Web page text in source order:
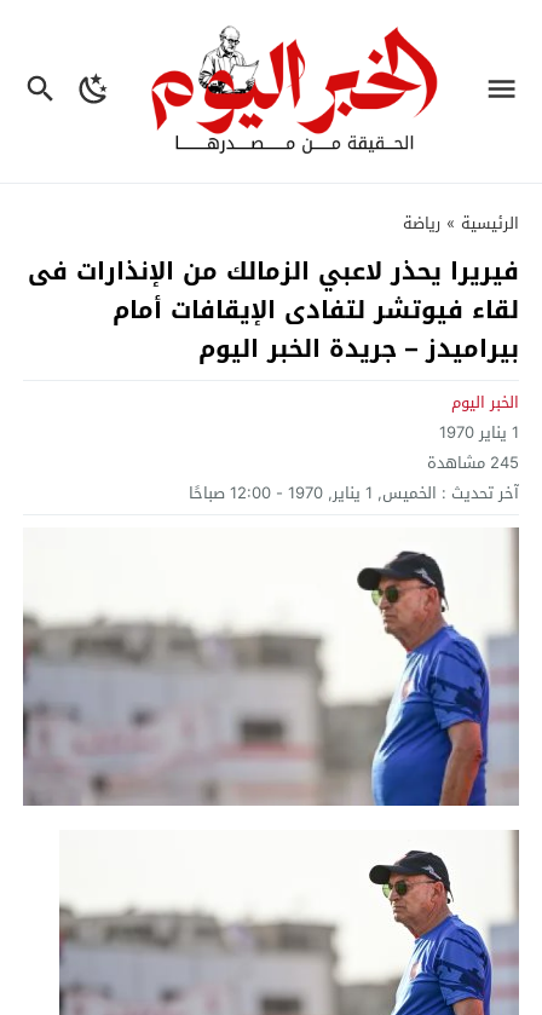
الرئيسية » رياضة
فيريرا يحذر لاعبي الزمالك من الإنذارات فى
لقاء فيوتشر لتفادى الإيقافات أمام
بيراميدز – جريدة الخبر اليوم
الخبر اليوم
1 يناير 1970
245 مشاهدة
آخر تحديث : الخميس, 1 يناير, 1970 - 12:00 صباحًا